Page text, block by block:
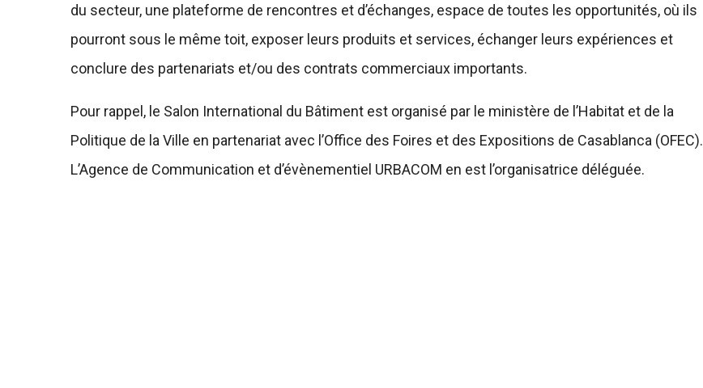
du secteur, une plateforme de rencontres et d’échanges, espace de toutes les opportunités, où ils
pourront sous le même toit, exposer leurs produits et services, échanger leurs expériences et
conclure des partenariats et/ou des contrats commerciaux importants.
Pour rappel, le Salon International du Bâtiment est organisé par le ministère de l’Habitat et de la
Politique de la Ville en partenariat avec l’Office des Foires et des Expositions de Casablanca (OFEC).
L’Agence de Communication et d’évènementiel URBACOM en est l’organisatrice déléguée.